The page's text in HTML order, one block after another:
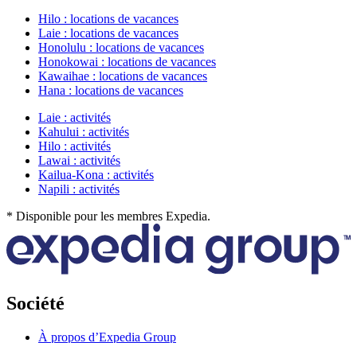
Hilo : locations de vacances
Laie : locations de vacances
Honolulu : locations de vacances
Honokowai : locations de vacances
Kawaihae : locations de vacances
Hana : locations de vacances
Laie : activités
Kahului : activités
Hilo : activités
Lawai : activités
Kailua-Kona : activités
Napili : activités
* Disponible pour les membres Expedia.
Société
À propos d’Expedia Group